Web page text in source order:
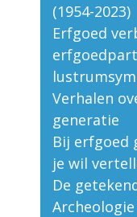
(1954-2023)
Erfgoed
Verhalen
generatie
Bij erfgoed
je wil
De